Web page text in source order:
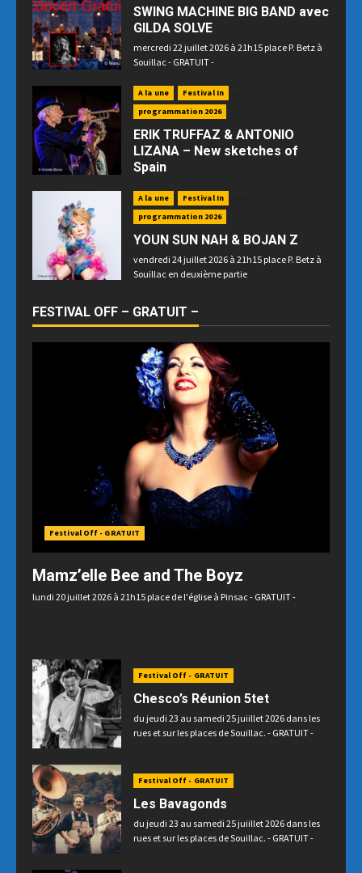
SWING MACHINE BIG BAND avec
GILDA SOLVE
mercredi 22 juillet 2026 à 21h15 place P. Betz à
Souillac - GRATUIT -
A la une Festival In
programmation 2026
ERIK TRUFFAZ & ANTONIO
LIZANA – New sketches of
Spain
Congrès en raison des prévisions météo
A la une Festival In
programmation 2026
YOUN SUN NAH & BOJAN Z
vendredi 24 juillet 2026 à 21h15 place P. Betz à
Souillac en deuxième partie
FESTIVAL OFF – GRATUIT –
Festival Off - GRATUIT
Mamz’elle Bee and The Boyz
lundi 20 juillet 2026 à 21h15 place de l'église à Pinsac - GRATUIT -
Festival Off - GRATUIT
Chesco’s Réunion 5tet
du jeudi 23 au samedi 25 juiillet 2026 dans les
rues et sur les places de Souillac. - GRATUIT -
Festival Off - GRATUIT
Les Bavagonds
du jeudi 23 au samedi 25 juiillet 2026 dans les
rues et sur les places de Souillac. - GRATUIT -